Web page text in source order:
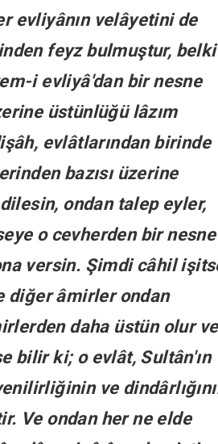
evliyânın velâyetini de
feyz bulmuştur, belki
i evliyâ'dan bir nesne
üstünlüğü lâzım
evlâtlarından birinde
bazısı üzerine
ondan talep eyler,
o cevherden bir nesne
versin. Şimdi câhil
diğer âmirler ondan
daha üstün olur ve
bilir ki; o evlât, Sultân'ın
ve
Ve ondan her ne elde